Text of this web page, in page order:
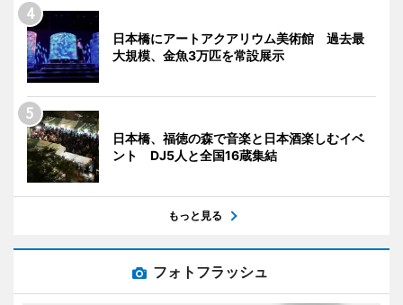
日本橋にアートアクアリウム美術館 過去最
大規模、金魚3万匹を常設展示
日本橋、福徳の森で音楽と日本酒楽しむイベ
ント DJ5人と全国16蔵集結
もっと見る
フォトフラッシュ